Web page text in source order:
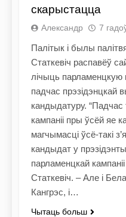
скарыстацца
Александр 7
Палітык і былы
Статкевіч распавёў
лічыць парламенцкую
падчас
кандыдатуру.
кампаніі пры ўсёй яе
магчымасці ўсё-такі
кандыдат у
парламенцкай
Статкевіч. – Але і
Кангрэс, і…
Чытаць больш